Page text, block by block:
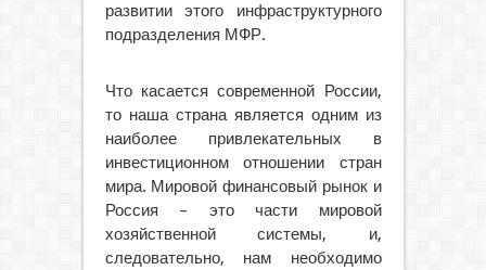
развитии этого инфраструктурного
подразделения МФР.
Что касается современной России,
то наша страна является одним из
наиболее привлекательных в
инвестиционном отношении стран
мира. Мировой финансовый рынок и
Россия – это части мировой
хозяйственной системы, и,
следовательно, нам необходимо